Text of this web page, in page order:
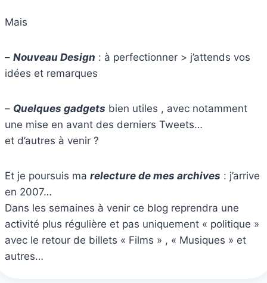
Mais
– Nouveau Design : à perfectionner > j’attends vos
idées et remarques
– Quelques gadgets bien utiles , avec notamment
une mise en avant des derniers Tweets…
et d’autres à venir ?
Et je poursuis ma relecture de mes archives : j’arrive
en 2007…
Dans les semaines à venir ce blog reprendra une
activité plus régulière et pas uniquement « politique »
avec le retour de billets « Films » , « Musiques » et
autres…